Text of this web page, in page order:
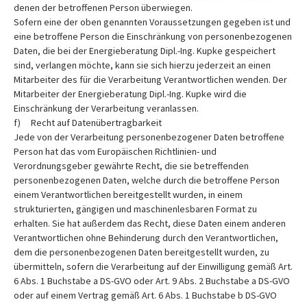
denen der betroffenen Person überwiegen.
Sofern eine der oben genannten Voraussetzungen gegeben ist und
eine betroffene Person die Einschränkung von personenbezogenen
Daten, die bei der Energieberatung Dipl.-Ing. Kupke gespeichert
sind, verlangen möchte, kann sie sich hierzu jederzeit an einen
Mitarbeiter des für die Verarbeitung Verantwortlichen wenden. Der
Mitarbeiter der Energieberatung Dipl.-Ing. Kupke wird die
Einschränkung der Verarbeitung veranlassen.
f) Recht auf Datenübertragbarkeit
Jede von der Verarbeitung personenbezogener Daten betroffene
Person hat das vom Europäischen Richtlinien- und
Verordnungsgeber gewährte Recht, die sie betreffenden
personenbezogenen Daten, welche durch die betroffene Person
einem Verantwortlichen bereitgestellt wurden, in einem
strukturierten, gängigen und maschinenlesbaren Format zu
erhalten. Sie hat außerdem das Recht, diese Daten einem anderen
Verantwortlichen ohne Behinderung durch den Verantwortlichen,
dem die personenbezogenen Daten bereitgestellt wurden, zu
übermitteln, sofern die Verarbeitung auf der Einwilligung gemäß Art.
6 Abs. 1 Buchstabe a DS-GVO oder Art. 9 Abs. 2 Buchstabe a DS-GVO
oder auf einem Vertrag gemäß Art. 6 Abs. 1 Buchstabe b DS-GVO